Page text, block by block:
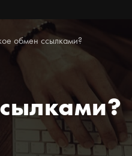
обмен ссылками?